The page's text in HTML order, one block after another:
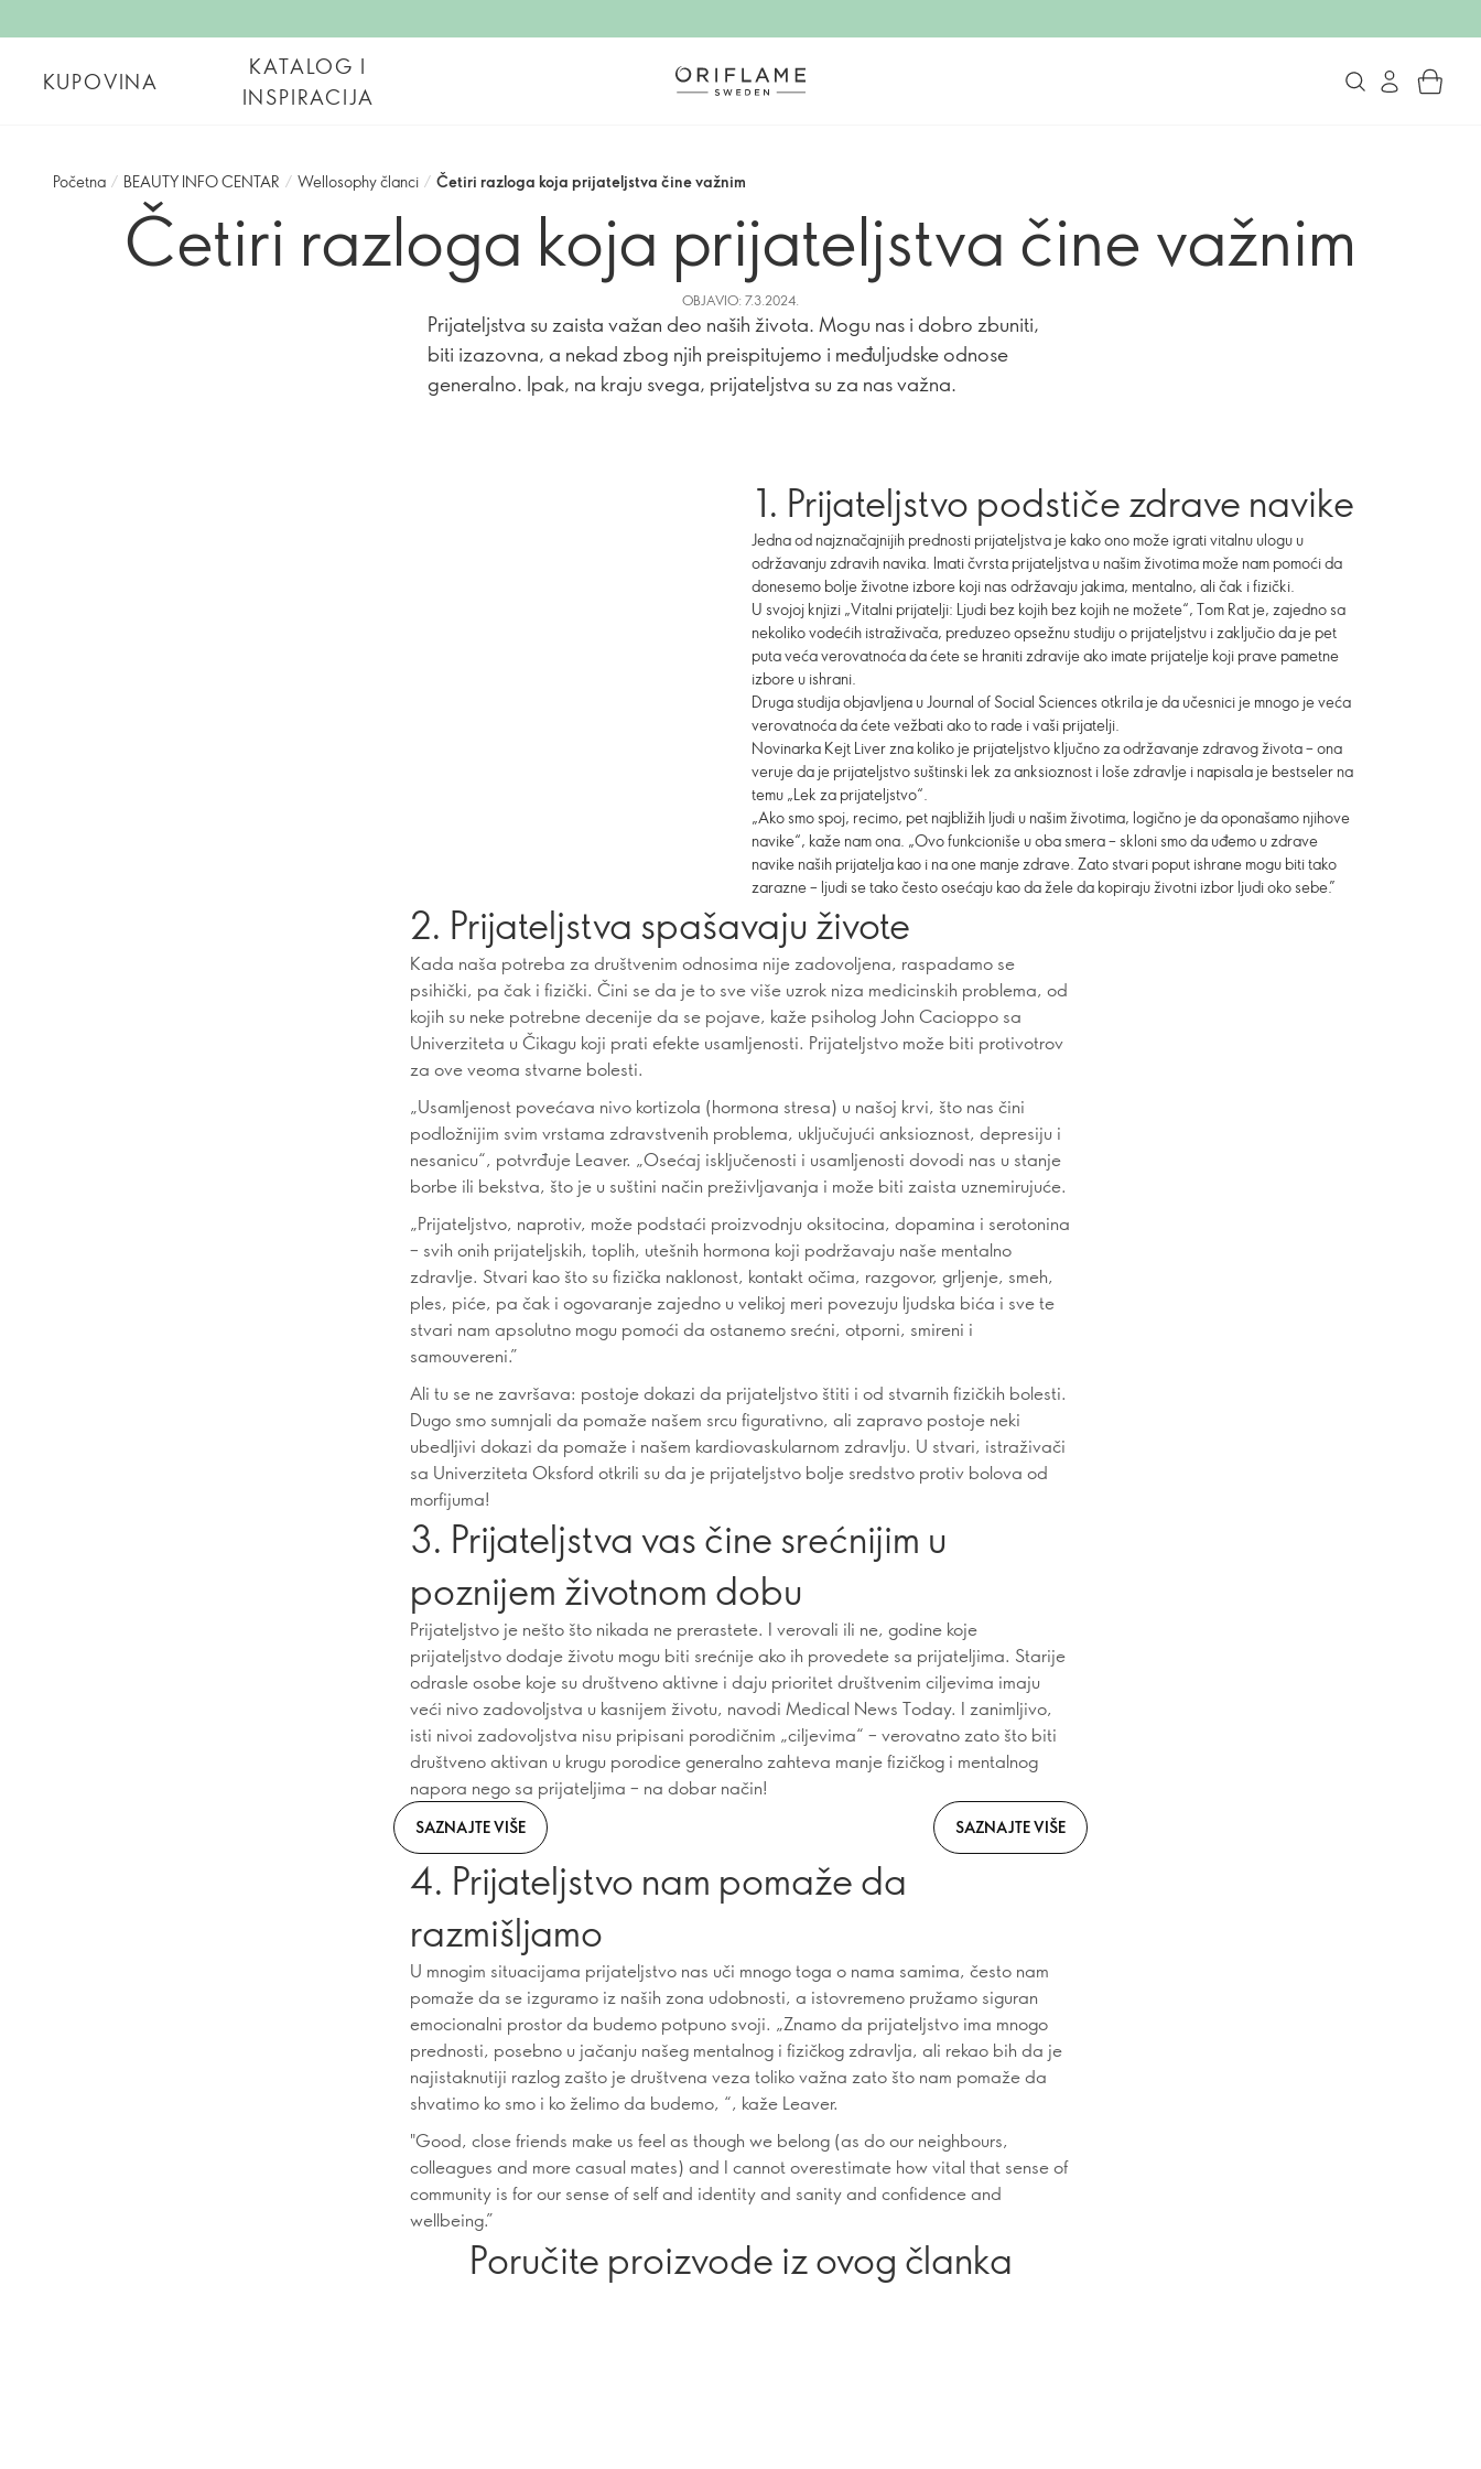
KUPOVINA
KATALOG I
INSPIRACIJA
Početna / BEAUTY INFO CENTAR / Wellosophy članci / Četiri razloga koja prijateljstva čine važnim
Četiri razloga koja prijateljstva čine važnim
OBJAVIO: 7.3.2024.
Prijateljstva su zaista važan deo naših života. Mogu nas i dobro zbuniti,
biti izazovna, a nekad zbog njih preispitujemo i međuljudske odnose
generalno. Ipak, na kraju svega, prijateljstva su za nas važna.
1. Prijateljstvo podstiče zdrave navike
Jedna od najznačajnijih prednosti prijateljstva je kako ono može igrati vitalnu ulogu u
održavanju zdravih navika. Imati čvrsta prijateljstva u našim životima može nam pomoći da
donesemo bolje životne izbore koji nas održavaju jakima, mentalno, ali čak i fizički.
U svojoj knjizi „Vitalni prijatelji: Ljudi bez kojih bez kojih ne možete“, Tom Rat je, zajedno sa
nekoliko vodećih istraživača, preduzeo opsežnu studiju o prijateljstvu i zaključio da je pet
puta veća verovatnoća da ćete se hraniti zdravije ako imate prijatelje koji prave pametne
izbore u ishrani.
Druga studija objavljena u Journal of Social Sciences otkrila je da učesnici je mnogo je veća
verovatnoća da ćete vežbati ako to rade i vaši prijatelji.
Novinarka Kejt Liver zna koliko je prijateljstvo ključno za održavanje zdravog života – ona
veruje da je prijateljstvo suštinski lek za anksioznost i loše zdravlje i napisala je bestseler na
temu „Lek za prijateljstvo“.
„Ako smo spoj, recimo, pet najbližih ljudi u našim životima, logično je da oponašamo njihove
navike“, kaže nam ona. „Ovo funkcioniše u oba smera – skloni smo da uđemo u zdrave
navike naših prijatelja kao i na one manje zdrave. Zato stvari poput ishrane mogu biti tako
zarazne – ljudi se tako često osećaju kao da žele da kopiraju životni izbor ljudi oko sebe.”
2. Prijateljstva spašavaju živote
Kada naša potreba za društvenim odnosima nije zadovoljena, raspadamo se
psihički, pa čak i fizički. Čini se da je to sve više uzrok niza medicinskih problema, od
kojih su neke potrebne decenije da se pojave, kaže psiholog John Cacioppo sa
Univerziteta u Čikagu koji prati efekte usamljenosti. Prijateljstvo može biti protivotrov
za ove veoma stvarne bolesti.
„Usamljenost povećava nivo kortizola (hormona stresa) u našoj krvi, što nas čini
podložnijim svim vrstama zdravstvenih problema, uključujući anksioznost, depresiju i
nesanicu“, potvrđuje Leaver. „Osećaj isključenosti i usamljenosti dovodi nas u stanje
borbe ili bekstva, što je u suštini način preživljavanja i može biti zaista uznemirujuće.
„Prijateljstvo, naprotiv, može podstaći proizvodnju oksitocina, dopamina i serotonina
– svih onih prijateljskih, toplih, utešnih hormona koji podržavaju naše mentalno
zdravlje. Stvari kao što su fizička naklonost, kontakt očima, razgovor, grljenje, smeh,
ples, piće, pa čak i ogovaranje zajedno u velikoj meri povezuju ljudska bića i sve te
stvari nam apsolutno mogu pomoći da ostanemo srećni, otporni, smireni i
samouvereni.”
Ali tu se ne završava: postoje dokazi da prijateljstvo štiti i od stvarnih fizičkih bolesti.
Dugo smo sumnjali da pomaže našem srcu figurativno, ali zapravo postoje neki
ubedljivi dokazi da pomaže i našem kardiovaskularnom zdravlju. U stvari, istraživači
sa Univerziteta Oksford otkrili su da je prijateljstvo bolje sredstvo protiv bolova od
morfijuma!
3. Prijateljstva vas čine srećnijim u
poznijem životnom dobu
Prijateljstvo je nešto što nikada ne prerastete. I verovali ili ne, godine koje
prijateljstvo dodaje životu mogu biti srećnije ako ih provedete sa prijateljima. Starije
odrasle osobe koje su društveno aktivne i daju prioritet društvenim ciljevima imaju
veći nivo zadovoljstva u kasnijem životu, navodi Medical News Today. I zanimljivo,
isti nivoi zadovoljstva nisu pripisani porodičnim „ciljevima“ – verovatno zato što biti
društveno aktivan u krugu porodice generalno zahteva manje fizičkog i mentalnog
napora nego sa prijateljima – na dobar način!
SAZNAJTE VIŠE SAZNAJTE VIŠE
4. Prijateljstvo nam pomaže da
razmišljamo
U mnogim situacijama prijateljstvo nas uči mnogo toga o nama samima, često nam
pomaže da se izguramo iz naših zona udobnosti, a istovremeno pružamo siguran
emocionalni prostor da budemo potpuno svoji. „Znamo da prijateljstvo ima mnogo
prednosti, posebno u jačanju našeg mentalnog i fizičkog zdravlja, ali rekao bih da je
najistaknutiji razlog zašto je društvena veza toliko važna zato što nam pomaže da
shvatimo ko smo i ko želimo da budemo, “, kaže Leaver.
"Good, close friends make us feel as though we belong (as do our neighbours,
colleagues and more casual mates) and I cannot overestimate how vital that sense of
community is for our sense of self and identity and sanity and confidence and
wellbeing.”
Poručite proizvode iz ovog članka